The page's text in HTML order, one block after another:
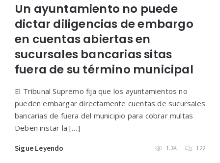
Un ayuntamiento no puede
dictar diligencias de embargo
en cuentas abiertas en
sucursales bancarias sitas
fuera de su término municipal
El Tribunal Supremo fija que los ayuntamientos no
pueden embargar directamente cuentas de sucursales
bancarias de fuera del municipio para cobrar multas
Deben instar la […]
Sigue Leyendo 1.3K 122